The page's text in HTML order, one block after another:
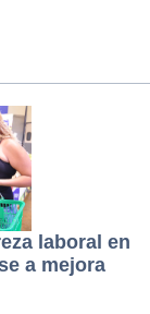
laboral en
a mejora